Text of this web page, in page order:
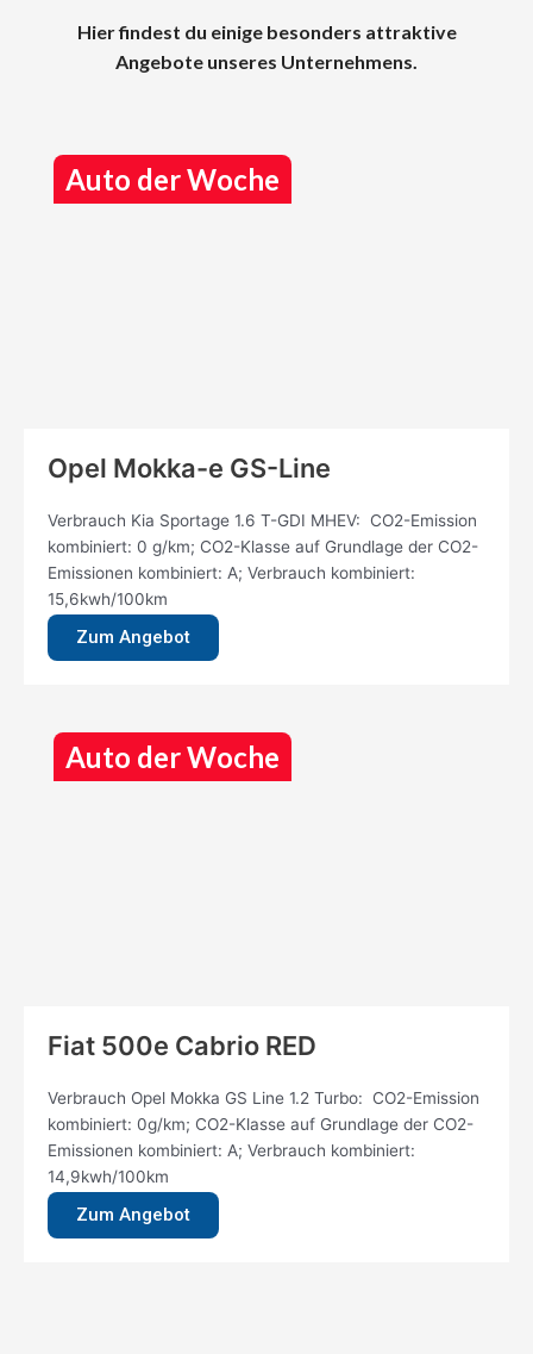
Hier findest du einige besonders attraktive
Angebote unseres Unternehmens.
Auto der Woche
Opel Mokka-e GS-Line
Verbrauch Kia Sportage 1.6 T-GDI MHEV: CO2-Emission
kombiniert: 0 g/km; CO2-Klasse auf Grundlage der CO2-
Emissionen kombiniert: A; Verbrauch kombiniert:
15,6kwh/100km
Zum Angebot
Auto der Woche
Fiat 500e Cabrio RED
Verbrauch Opel Mokka GS Line 1.2 Turbo: CO2-Emission
kombiniert: 0g/km; CO2-Klasse auf Grundlage der CO2-
Emissionen kombiniert: A; Verbrauch kombiniert:
14,9kwh/100km
Zum Angebot